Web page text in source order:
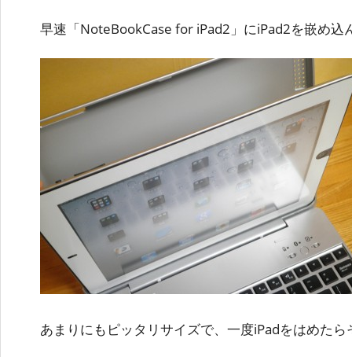
早速「NoteBookCase for iPad2」にiPad2を嵌め込
あまりにもピッタリサイズで、一度iPadをはめた